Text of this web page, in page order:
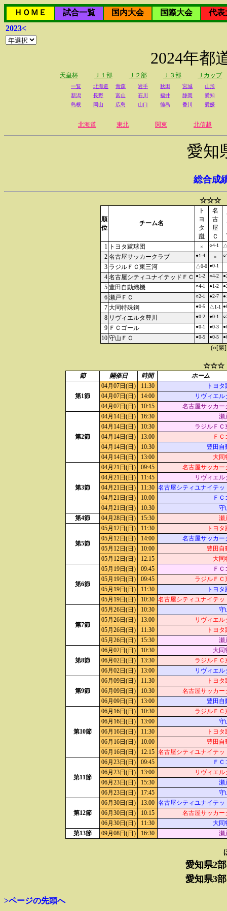
ＨＯＭＥ 試合一覧 国内大会 国際大会
代表
2023<
2024年都
天皇杯 Ｊ１部 Ｊ２部 Ｊ３部 Ｊカップ
一覧 北海道 青森 岩手 秋田 宮城
山形
新潟
長野 富山 石川 福井 静岡
愛知
島根
岡山 広島 山口 徳島 香川 愛媛
北海道 東北 関東 北信越
愛知
総合成
☆☆☆
順
位
チーム名
ト
ヨ
タ
蹴
名
古
屋
Ｃ
1 トヨタ蹴球団 × ○4-1
2 名古屋サッカークラブ ●1-4 ×
3 ラジルＦＣ東三河 △0-0 ●0-1
4 名古屋シティユナイテッドＦＣ ●1-2 ○4-2
5 豊田自動織機 ○4-1 ●1-2
6 瀬戸ＦＣ ○2-1 ●2-7
7 大同特殊鋼 ●0-5 △1-1
8 リヴィエルタ豊川 ●0-2 ●0-1
9 ＦＣゴール ●0-1 ●0-3
10 守山ＦＣ ●0-5 ●0-5
(○[勝
☆☆☆
節 開催日 時間 ホーム
第1節
04月07日(日) 11:30
トヨ
04月07日(日)
14:00
リヴィエル
04月07日(日)
10:15 名古屋サッカー
第2節
04月14日(日) 16:30
瀬
04月14日(日)
10:30
ラジルＦＣ
04月14日(日)
13:00
Ｆ
04月14日(日)
10:30
豊田自
04月14日(日)
13:00 大同
第3節
04月21日(日) 09:45
名古屋サッカー
04月21日(日)
11:45
リヴィエル
04月21日(日)
11:30 名古屋シティユナイテッ
04月21日(日)
10:00
Ｆ
04月21日(日)
10:30
守
第4節
04月28日(日) 15:30 瀬
第5節
05月12日(日) 11:30
トヨ
05月12日(日)
14:00
名古屋サッカー
05月12日(日)
10:00
豊田自
05月12日(日)
12:15 大同
第6節
05月19日(日) 09:45
Ｆ
05月19日(日)
09:45
ラジルＦＣ
05月19日(日)
11:30
トヨ
05月19日(日)
10:30 名古屋シティユナイテッ
第7節
05月26日(日) 10:30
守
05月26日(日)
13:00
リヴィエル
05月26日(日)
11:30
トヨ
05月26日(日)
15:30 瀬
第8節
06月02日(日) 10:30
大同
06月02日(日)
13:30
ラジルＦＣ
06月02日(日)
13:00 リヴィエル
第9節
06月09日(日) 11:30
トヨ
06月09日(日)
10:30
名古屋サッカー
06月09日(日)
13:00 豊田自
第10節
06月16日(日) 10:30
ラジルＦＣ
06月16日(日)
13:00
守
06月16日(日)
11:30
トヨ
06月16日(日)
10:00
豊田自
06月16日(日)
12:15 名古屋シティユナイテッ
第11節
06月23日(日) 09:45
Ｆ
06月23日(日)
13:00
リヴィエル
06月23日(日)
15:30
瀬
06月23日(日)
17:45 守
第12節
06月30日(日) 13:00 名古屋シティユナイテッ
06月30日(日)
10:15
名古屋サッカー
06月30日(日)
11:30
大同
第13節
09月08日(日) 16:30 瀬
愛知県2部
愛知県3部
>ページの先頭へ